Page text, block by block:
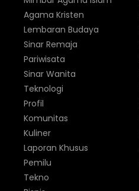
Agama Kristen
Lembaran Budaya
Sinar Remaja
Pariwisata
Sinar Wanita
Teknologi
Profil
Komunitas
Kuliner
Laporan Khusus
Pemilu
Tekno